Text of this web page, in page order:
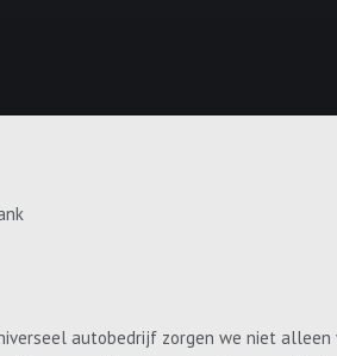
autobedrijf zorgen we niet alleen